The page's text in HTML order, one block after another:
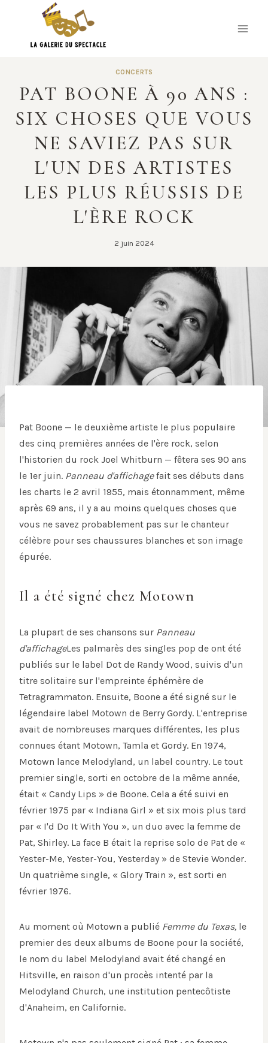
content
CONCERTS
PAT BOONE À 90 ANS :
SIX CHOSES QUE VOUS
NE SAVIEZ PAS SUR
L'UN DES ARTISTES
LES PLUS RÉUSSIS DE
L'ÈRE ROCK
2 juin 2024
Pat Boone — le deuxième artiste le plus populaire
des cinq premières années de l'ère rock, selon
l'historien du rock Joel Whitburn — fêtera ses 90 ans
le 1er juin. Panneau d'affichagefait ses débuts dans
les charts le 2 avril 1955, mais étonnamment, même
après 69 ans, il y a au moins quelques choses que
vous ne savez probablement pas sur le chanteur
célèbre pour ses chaussures blanches et son image
épurée.
Il a été signé chez Motown
La plupart de ses chansons sur Panneau
d'affichageLes palmarès des singles pop de ont été
publiés sur le label Dot de Randy Wood, suivis d'un
titre solitaire sur l'empreinte éphémère de
Tetragrammaton. Ensuite, Boone a été signé sur le
légendaire label Motown de Berry Gordy. L'entreprise
avait de nombreuses marques différentes, les plus
connues étant Motown, Tamla et Gordy. En 1974,
Motown lance Melodyland, un label country. Le tout
premier single, sorti en octobre de la même année,
était « Candy Lips » de Boone. Cela a été suivi en
février 1975 par « Indiana Girl » et six mois plus tard
par « I'd Do It With You », un duo avec la femme de
Pat, Shirley. La face B était la reprise solo de Pat de «
Yester-Me, Yester-You, Yesterday » de Stevie Wonder.
Un quatrième single, « Glory Train », est sorti en
février 1976.
Au moment où Motown a publié Femme du Texas, le
premier des deux albums de Boone pour la société,
le nom du label Melodyland avait été changé en
Hitsville, en raison d'un procès intenté par la
Melodyland Church, une institution pentecôtiste
d'Anaheim, en Californie.